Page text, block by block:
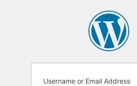
Username or Email Address